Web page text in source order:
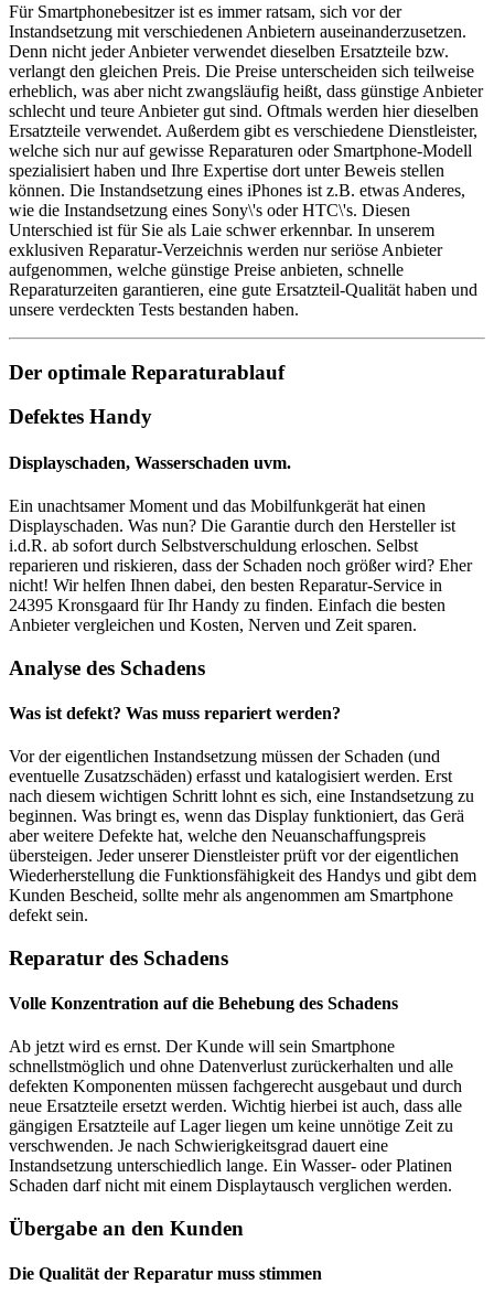
Für Smartphonebesitzer ist es immer ratsam, sich vor der
Instandsetzung mit verschiedenen Anbietern auseinanderzusetzen.
Denn nicht jeder Anbieter verwendet dieselben Ersatzteile bzw.
verlangt den gleichen Preis. Die Preise unterscheiden sich teilweise
erheblich, was aber nicht zwangsläufig heißt, dass günstige Anbieter
schlecht und teure Anbieter gut sind. Oftmals werden hier dieselben
Ersatzteile verwendet. Außerdem gibt es verschiedene Dienstleister,
welche sich nur auf gewisse Reparaturen oder Smartphone-Modell
spezialisiert haben und Ihre Expertise dort unter Beweis stellen
können. Die Instandsetzung eines iPhones ist z.B. etwas Anderes,
wie die Instandsetzung eines Sony\'s oder HTC\'s. Diesen
Unterschied ist für Sie als Laie schwer erkennbar. In unserem
exklusiven Reparatur-Verzeichnis werden nur seriöse Anbieter
aufgenommen, welche günstige Preise anbieten, schnelle
Reparaturzeiten garantieren, eine gute Ersatzteil-Qualität haben und
unsere verdeckten Tests bestanden haben.
Der optimale Reparaturablauf
Defektes Handy
Displayschaden, Wasserschaden uvm.
Ein unachtsamer Moment und das Mobilfunkgerät hat einen
Displayschaden. Was nun? Die Garantie durch den Hersteller ist
i.d.R. ab sofort durch Selbstverschuldung erloschen. Selbst
reparieren und riskieren, dass der Schaden noch größer wird? Eher
nicht! Wir helfen Ihnen dabei, den besten Reparatur-Service in
24395 Kronsgaard für Ihr Handy zu finden. Einfach die besten
Anbieter vergleichen und Kosten, Nerven und Zeit sparen.
Analyse des Schadens
Was ist defekt? Was muss repariert werden?
Vor der eigentlichen Instandsetzung müssen der Schaden (und
eventuelle Zusatzschäden) erfasst und katalogisiert werden. Erst
nach diesem wichtigen Schritt lohnt es sich, eine Instandsetzung zu
beginnen. Was bringt es, wenn das Display funktioniert, das Gerä
aber weitere Defekte hat, welche den Neuanschaffungspreis
übersteigen. Jeder unserer Dienstleister prüft vor der eigentlichen
Wiederherstellung die Funktionsfähigkeit des Handys und gibt dem
Kunden Bescheid, sollte mehr als angenommen am Smartphone
defekt sein.
Reparatur des Schadens
Volle Konzentration auf die Behebung des Schadens
Ab jetzt wird es ernst. Der Kunde will sein Smartphone
schnellstmöglich und ohne Datenverlust zurückerhalten und alle
defekten Komponenten müssen fachgerecht ausgebaut und durch
neue Ersatzteile ersetzt werden. Wichtig hierbei ist auch, dass alle
gängigen Ersatzteile auf Lager liegen um keine unnötige Zeit zu
verschwenden. Je nach Schwierigkeitsgrad dauert eine
Instandsetzung unterschiedlich lange. Ein Wasser- oder Platinen
Schaden darf nicht mit einem Displaytausch verglichen werden.
Übergabe an den Kunden
Die Qualität der Reparatur muss stimmen